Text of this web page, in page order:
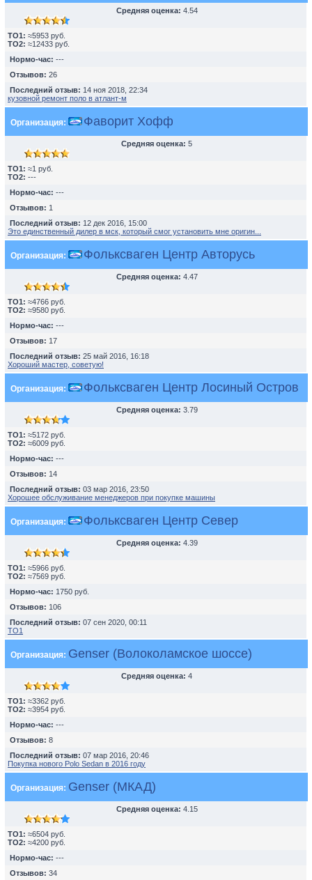
Средняя оценка: 4.54
TO1: ≈5953 руб.
TO2: ≈12433 руб.
Нормо-час: ---
Отзывов: 26
Последний отзыв: 14 ноя 2018, 22:34
кузовной ремонт поло в атлант-м
Организация: Фаворит Хофф
Средняя оценка: 5
TO1: ≈1 руб.
TO2: ---
Нормо-час: ---
Отзывов: 1
Последний отзыв: 12 дек 2016, 15:00
Это единственный дилер в мск, который смог установить мне оригин...
Организация: Фольксваген Центр Авторусь
Средняя оценка: 4.47
TO1: ≈4766 руб.
TO2: ≈9580 руб.
Нормо-час: ---
Отзывов: 17
Последний отзыв: 25 май 2016, 16:18
Хороший мастер, советую!
Организация: Фольксваген Центр Лосиный Остров
Средняя оценка: 3.79
TO1: ≈5172 руб.
TO2: ≈6009 руб.
Нормо-час: ---
Отзывов: 14
Последний отзыв: 03 мар 2016, 23:50
Хорошее обслуживание менеджеров при покупке машины
Организация: Фольксваген Центр Север
Средняя оценка: 4.39
TO1: ≈5966 руб.
TO2: ≈7569 руб.
Нормо-час: 1750 руб.
Отзывов: 106
Последний отзыв: 07 сен 2020, 00:11
ТО1
Организация: Genser (Волоколамское шоссе)
Средняя оценка: 4
TO1: ≈3362 руб.
TO2: ≈3954 руб.
Нормо-час: ---
Отзывов: 8
Последний отзыв: 07 мар 2016, 20:46
Покупка нового Polo Sedan в 2016 году
Организация: Genser (МКАД)
Средняя оценка: 4.15
TO1: ≈6504 руб.
TO2: ≈4200 руб.
Нормо-час: ---
Отзывов: 34